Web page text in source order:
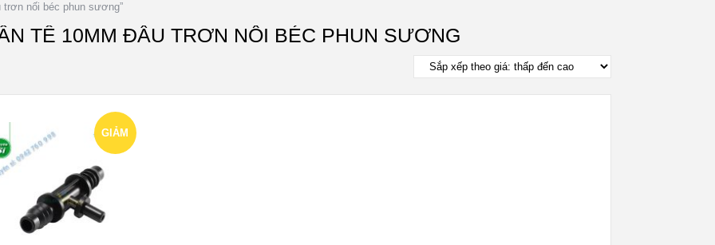
trơn nối béc phun sương”
TÊ 10MM ĐẦU TRƠN NỐI BÉC PHUN SƯƠNG
GIẢM
GIÁ!